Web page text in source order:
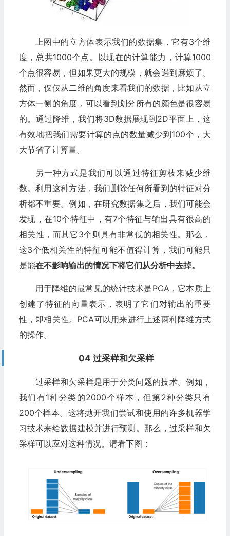
上图中的立方体表示我们的数据集，它有3个维
度，总共1000个点。以现在的计算能力，计算1000
个点很容易，但如果更大的规模，就会遇到麻烦了。
然而，仅仅从二维的角度来看我们的数据，比如从立
方体一侧的角度，可以看到划分所有的颜色是很容易
的。通过降维，我们将3D数据展现到2D平面上，这
有效地把我们需要计算的点的数量减少到100个，大
大节省了计算量。
另一种方式是我们可以通过特征剪枝来减少维
数。利用这种方法，我们删除任何所看到的特征对分
析都不重要。例如，在研究数据集之后，我们可能会
发现，在10个特征中，有7个特征与输出具有很高的
相关性，而其它3个则具有非常低的相关性。那么，
这3个低相关性的特征可能不值得计算，我们可能只
是能在不影响输出的情况下将它们从分析中去掉。
用于降维的最常见的统计技术是PCA，它本质上
创建了特征的向量表示，表明了它们对输出的重要
性，即相关性。PCA可以用来进行上述两种降维方式
的操作。
04 过采样和欠采样
过采样和欠采样是用于分类问题的技术。例如，
我们有1种分类的2000个样本，但第2种分类只有
200个样本。这将抛开我们尝试和使用的许多机器学
习技术来给数据建模并进行预测。那么，过采样和欠
采样可以应对这种情况。请看下图：